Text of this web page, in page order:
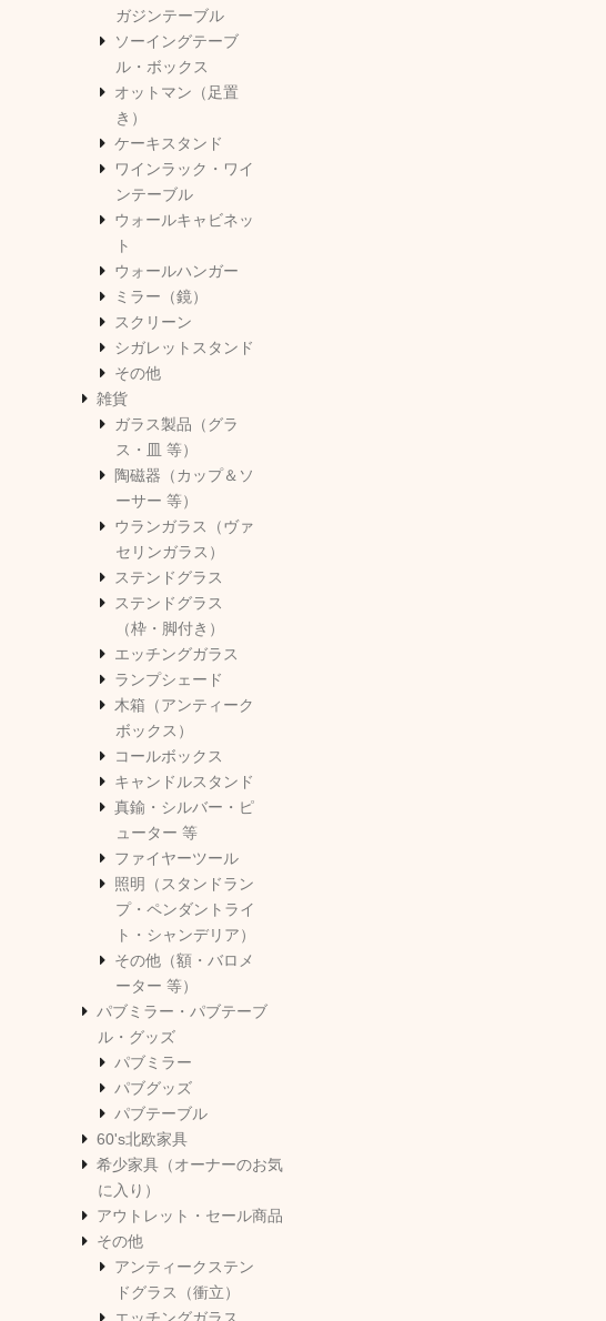
ガジンテーブル
ソーイングテーブ
ル・ボックス
オットマン（足置
き）
ケーキスタンド
ワインラック・ワイ
ンテーブル
ウォールキャビネッ
ト
ウォールハンガー
ミラー（鏡）
スクリーン
シガレットスタンド
その他
雑貨
ガラス製品（グラ
ス・皿 等）
陶磁器（カップ＆ソ
ーサー 等）
ウランガラス（ヴァ
セリンガラス）
ステンドグラス
ステンドグラス
（枠・脚付き）
エッチングガラス
ランプシェード
木箱（アンティーク
ボックス）
コールボックス
キャンドルスタンド
真鍮・シルバー・ピ
ューター 等
ファイヤーツール
照明（スタンドラン
プ・ペンダントライ
ト・シャンデリア）
その他（額・バロメ
ーター 等）
パブミラー・パブテーブ
ル・グッズ
パブミラー
パブグッズ
パブテーブル
60's北欧家具
希少家具（オーナーのお気
に入り）
アウトレット・セール商品
その他
アンティークステン
ドグラス（衝立）